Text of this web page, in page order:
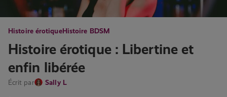
Histoire érotiqueHistoire BDSM
Histoire érotique : Libertine et
enfin libérée
Écrit par Sally L